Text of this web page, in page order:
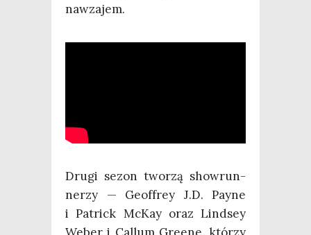
nawzajem.
Dru­gi sezon two­rzą show­run­
ne­rzy — Geof­frey J.D. Pay­ne
i Patrick McKay oraz Lind­sey